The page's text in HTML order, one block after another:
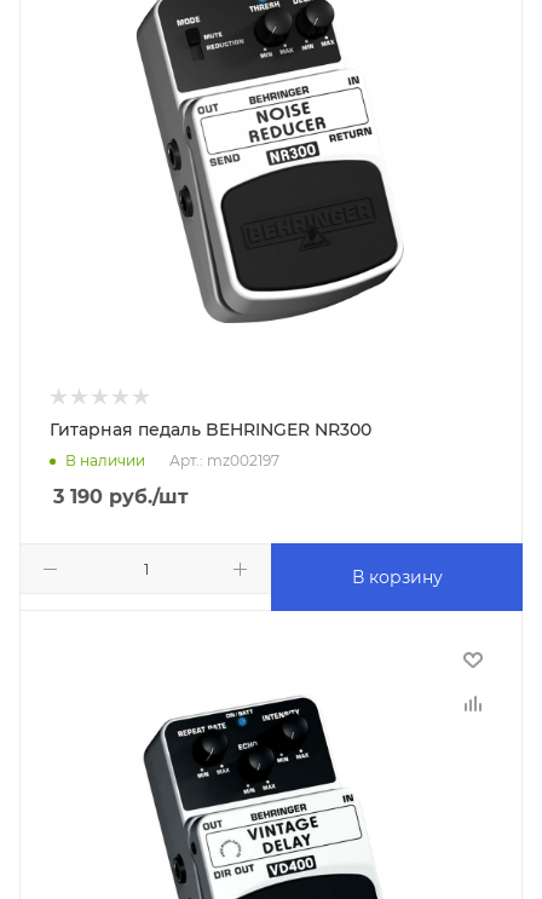
Гитарная педаль BEHRINGER NR300
В наличии Арт.: mz002197
3 190 руб./шт
В корзину